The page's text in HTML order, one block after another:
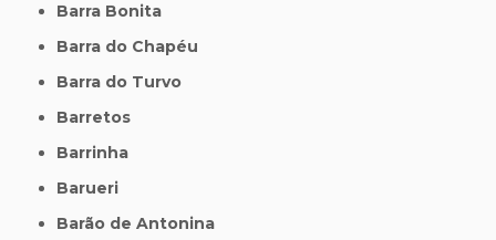
Barra Bonita
Barra do Chapéu
Barra do Turvo
Barretos
Barrinha
Barueri
Barão de Antonina